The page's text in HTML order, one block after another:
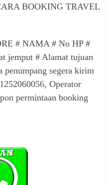
BOOKING TRAVEL
# NAMA # No HP #
jemput # Alamat tujuan
penumpang segera kirim
Operator
permintaan booking